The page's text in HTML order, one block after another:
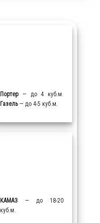
Портер — до 4 куб.м.
Газель— до 4-5 куб.м.
КАМАЗ— до 18-20
куб.м.